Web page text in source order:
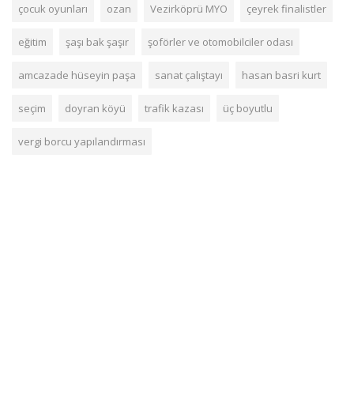
çocuk oyunları ozan Vezirköprü MYO çeyrek finalistler
eğitim şaşı bak şaşır şoförler ve otomobilciler odası
amcazade hüseyin paşa sanat çalıştayı hasan basri kurt
seçim doyran köyü trafik kazası üç boyutlu
vergi borcu yapılandırması